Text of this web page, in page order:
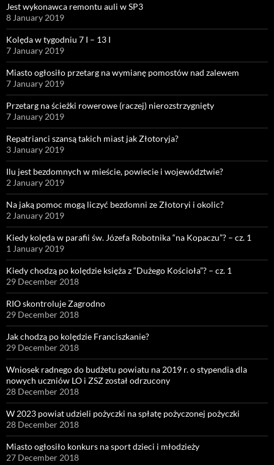
Jest wykonawca remontu auli w SP3
8 January 2019
Kolęda w tygodniu 7 I – 13 I
7 January 2019
Miasto ogłosiło przetarg na wymianę pomostów nad zalewem
7 January 2019
Przetarg na ścieżki rowerowe (raczej) nierozstrzygnięty
7 January 2019
Repatrianci szansą takich miast jak Złotoryja?
3 January 2019
Ilu jest bezdomnych w mieście, powiecie i województwie?
2 January 2019
Na jaką pomoc mogą liczyć bezdomni ze Złotoryi i okolic?
2 January 2019
Kiedy kolęda w parafii św. Józefa Robotnika “na Kopaczu”? – cz. 1
1 January 2019
Kiedy chodzą po kolędzie księża z “Dużego Kościoła”? – cz. 1
29 December 2018
RIO skontroluje Zagrodno
29 December 2018
Jak chodzą po kolędzie Franciszkanie?
29 December 2018
Wniosek radnego do budżetu powiatu na 2019 r. o stypendia dla
nowych uczniów LO i ZSZ został odrzucony
28 December 2018
W 2023 powiat udzieli pożyczki na spłatę pożyczonej pożyczki
28 December 2018
Miasto ogłosiło konkurs na sport dzieci i młodzieży
27 December 2018